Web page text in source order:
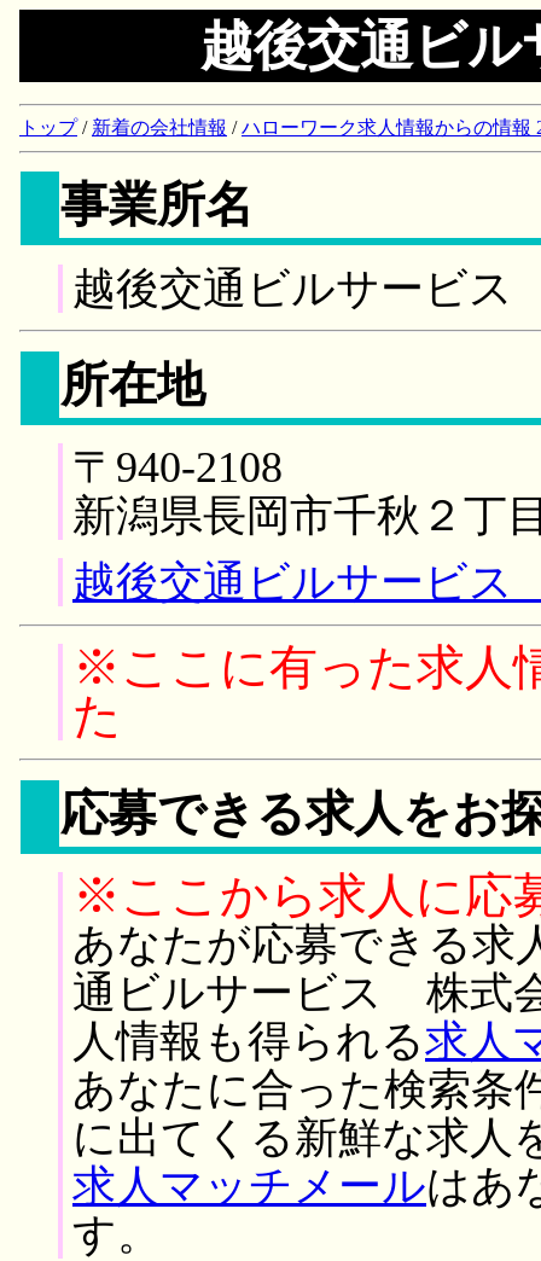
越後交通ビ
トップ/ 新着の会社情報 /ハローワーク求人情報からの情報
事業所名
越後交通ビルサービ
所在地
〒940-2108
新潟県長岡市千秋２丁
越後交通ビルサービ
※ここに有った求人
た
応募できる求人をお
※ここから求人に応
あなたが応募できる求
通ビルサービス 株式
人情報も得られる求人
あなたに合った検索条
に出てくる新鮮な求人
求人マッチメールはあ
す。